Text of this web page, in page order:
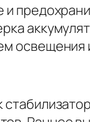
и
освещения